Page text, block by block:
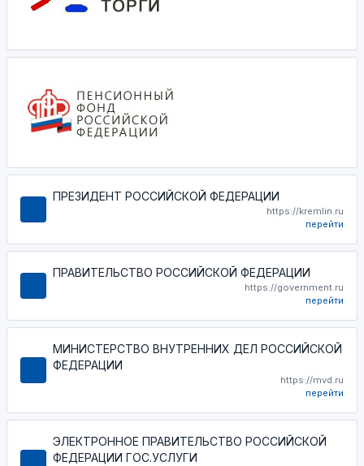
ПРЕЗИДЕНТ РОССИЙСКОЙ ФЕДЕРАЦИИ
https://kremlin.ru
перейти
ПРАВИТЕЛЬСТВО РОССИЙСКОЙ ФЕДЕРАЦИИ
https://government.ru
перейти
МИНИСТЕРСТВО ВНУТРЕННИХ ДЕЛ РОССИЙСКОЙ
ФЕДЕРАЦИИ
https://mvd.ru
перейти
ЭЛЕКТРОННОЕ ПРАВИТЕЛЬСТВО РОССИЙСКОЙ
ФЕДЕРАЦИИ ГОС.УСЛУГИ